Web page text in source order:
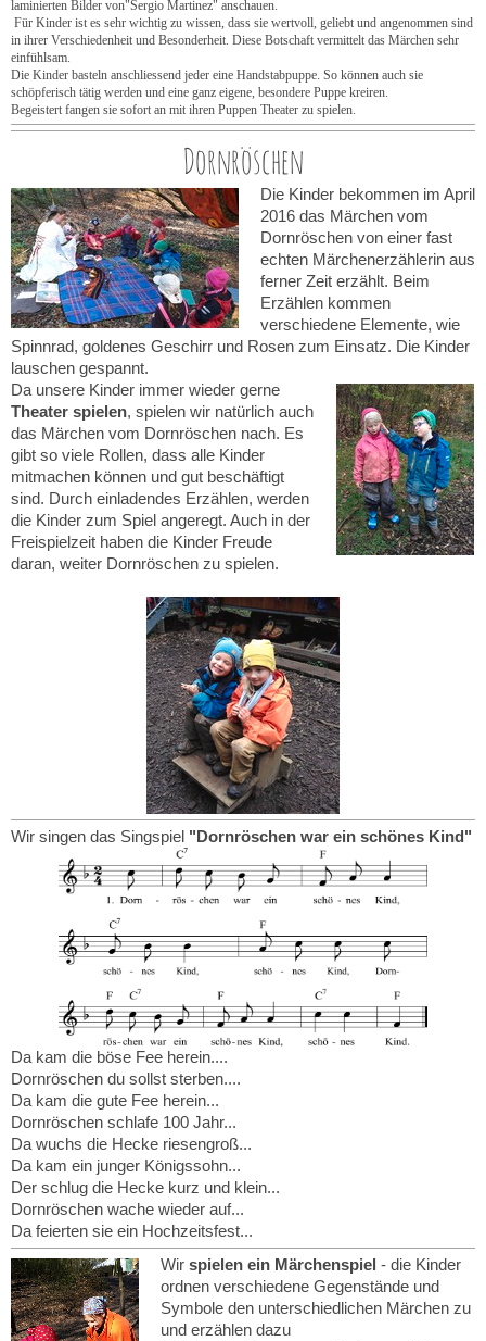
laminierten Bilder von"Sergio Martinez" anschauen.
Für Kinder ist es sehr wichtig zu wissen, dass sie wertvoll, geliebt und angenommen sind
in ihrer Verschiedenheit und Besonderheit. Diese Botschaft vermittelt das Märchen sehr
einfühlsam.
Die Kinder basteln anschliessend jeder eine Handstabpuppe. So können auch sie
schöpferisch tätig werden und eine ganz eigene, besondere Puppe kreiren.
Begeistert fangen sie sofort an mit ihren Puppen Theater zu spielen.
Dornröschen
Die Kinder bekommen im April
2016 das Märchen vom
Dornröschen von einer fast
echten Märchenerzählerin aus
ferner Zeit erzählt. Beim
Erzählen kommen
verschiedene Elemente, wie
Spinnrad, goldenes Geschirr und Rosen zum Einsatz. Die Kinder
lauschen gespannt.
Da unsere Kinder immer wieder gerne
Theater spielen, spielen wir natürlich auch
das Märchen vom Dornröschen nach. Es
gibt so viele Rollen, dass alle Kinder
mitmachen können und gut beschäftigt
sind. Durch einladendes Erzählen, werden
die Kinder zum Spiel angeregt. Auch in der
Freispielzeit haben die Kinder Freude
daran, weiter Dornröschen zu spielen.
Wir singen das Singspiel "Dornröschen war ein schönes Kind"
Da kam die böse Fee herein....
Dornröschen du sollst sterben....
Da kam die gute Fee herein...
Dornröschen schlafe 100 Jahr...
Da wuchs die Hecke riesengroß...
Da kam ein junger Königssohn...
Der schlug die Hecke kurz und klein...
Dornröschen wache wieder auf...
Da feierten sie ein Hochzeitsfest...
Wir spielen ein Märchenspiel - die Kinder
ordnen verschiedene Gegenstände und
Symbole den unterschiedlichen Märchen zu
und erzählen dazu